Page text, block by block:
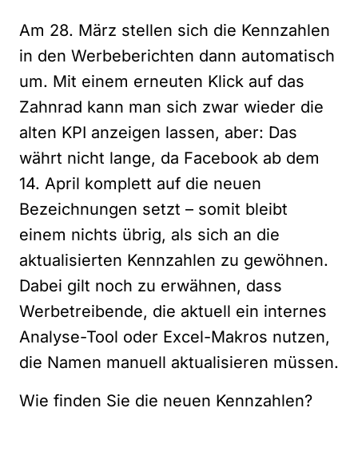
Am 28. März stellen sich die Kennzahlen
in den Werbeberichten dann automatisch
um. Mit einem erneuten Klick auf das
Zahnrad kann man sich zwar wieder die
alten KPI anzeigen lassen, aber: Das
währt nicht lange, da Facebook ab dem
14. April komplett auf die neuen
Bezeichnungen setzt – somit bleibt
einem nichts übrig, als sich an die
aktualisierten Kennzahlen zu gewöhnen.
Dabei gilt noch zu erwähnen, dass
Werbetreibende, die aktuell ein internes
Analyse-Tool oder Excel-Makros nutzen,
die Namen manuell aktualisieren müssen.
Wie finden Sie die neuen Kennzahlen?